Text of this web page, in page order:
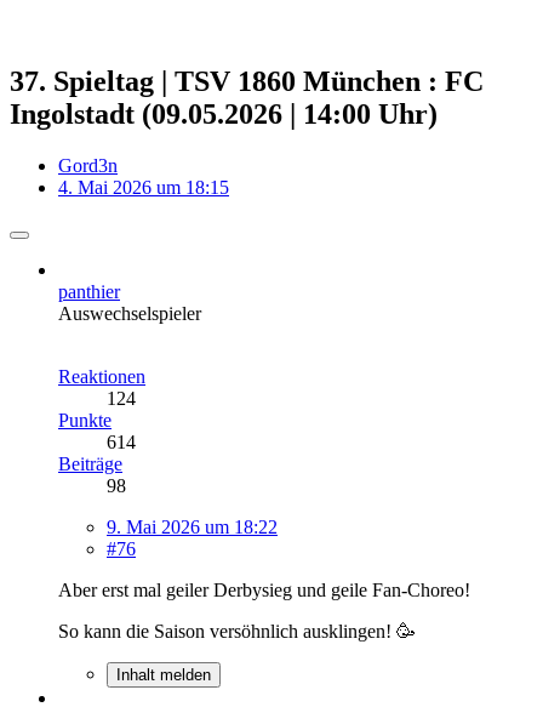
37. Spieltag | TSV 1860 München : FC
Ingolstadt (09.05.2026 | 14:00 Uhr)
Gord3n
4. Mai 2026 um 18:15
panthier
Auswechselspieler
Reaktionen
124
Punkte
614
Beiträge
98
9. Mai 2026 um 18:22
#76
Aber erst mal geiler Derbysieg und geile Fan-Choreo!
So kann die Saison versöhnlich ausklingen! 🥳
Inhalt melden